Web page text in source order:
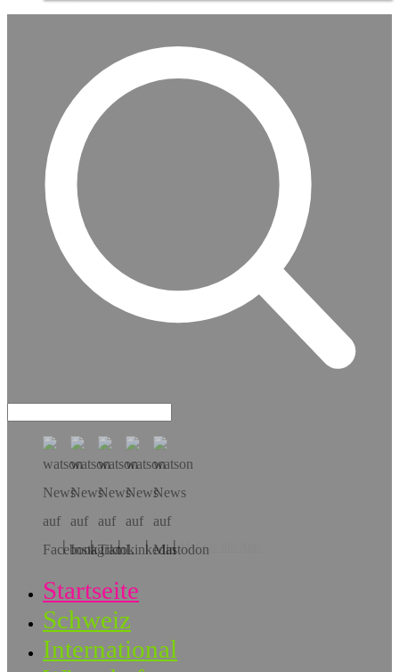
Hol dir die App!
Startseite
Schweiz
International